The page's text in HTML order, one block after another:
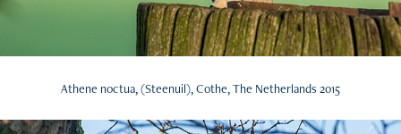
Athene noctua, (Steenuil), Cothe, The Netherlands 2015